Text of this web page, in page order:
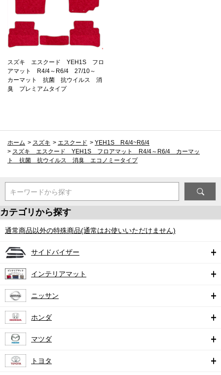
スズキ エスクード YEH1S フロ
アマット R4/4～R6/4 27/10～
カーマット 抗菌 抗ウイルス 消
臭 プレミアムタイプ
ホーム > スズキ > エスクード > YEH1S R4/4~R6/4
> スズキ エスクード YEH1S フロアマット R4/4～R6/4 カーマッ
ト 抗菌 抗ウイルス 消臭 エコノミータイプ
キーワードから探す
カテゴリから探す
通常商品以外の特殊商品(通常はお使いいただけません)
サイドバイザー
インテリアマット
ニッサン
ホンダ
マツダ
トヨタ